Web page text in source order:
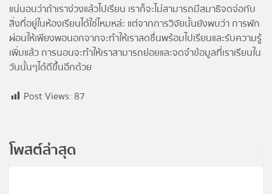
แน่นอนว่าถ้าเราง่วงแล้วไปเรียน เราก็จะไม่สามารถมีสมาธิจดจ่อกับ
สิ่งที่อยู่ในห้องเรียนได้ใช่ไหมหล่ะ แต่จากการวิจัยนั้นยังพบว่า การพัก
ผ่อนให้เพียงพอนอกจากจะทำให้เราสดชื่นพร้อมไปเรียนและรับความรู้
เพิ่มแล้ว การนอนจะทำให้เราสามารถย่อยและจดจำข้อมูลที่เราเรียนใน
วันนั้นๆได้ดีขึ้นอีกด้วย
Post Views: 87
โพสต์ล่าสุด